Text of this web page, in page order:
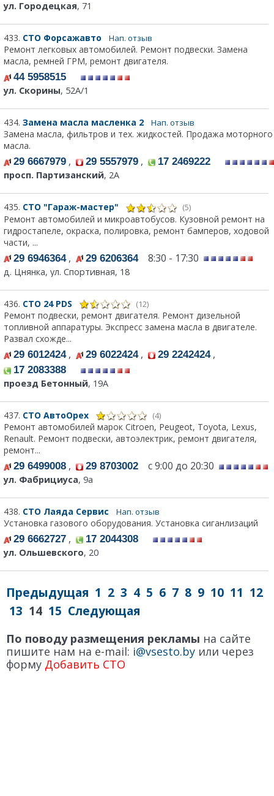
ул. Городецкая, 71
433. СТО Форсажавто Нап. отзыв
Ремонт легковых автомобилей. Ремонт подвески. Замена
масла, ремней ГРМ, ремонт двигателя.
44 5958515
ул. Скорины, 52А/1
434. Замена масла масленка 2 Нап. отзыв
Замена масла, фильтров и тех. жидкостей. Продажа моторного
масла.
29 6667979 , 29 5557979 ,
17 2469222
просп. Партизанский, 2А
435. СТО "Гараж-мастер" (5)
Ремонт автомобилей и микроавтобусов. Кузовной ремонт на
гидростапеле, окраска, полировка, ремонт бамперов, ходовой
части, ...
29 6946364, 29 62063648:30 - 17:30
д. Цнянка, ул. Спортивная, 18
436. СТО 24 PDS (12)
Ремонт подвески, ремонт двигателя. Ремонт дизельной
топливной аппаратуры. Экспресс замена масла в двигателе.
Развал схожде...
29 6012424, 29 6022424, 29 2242424,
17 2083388
проезд Бетонный, 19A
437. СТО АвтоОрех (4)
Ремонт автомобилей марок Citroen, Peugeot, Toyota, Lexus,
Renault. Ремонт подвески, автоэлектрик, ремонт двигателя,
ремонт...
29 6499008 , 29 8703002 с 9:00 до 20:30
ул. Фабрициуса, 9а
438. СТО Лаяда Сервис Нап. отзыв
Установка газового оборудования. Установка сиганлизаций
29 6662727 ,
17 2044308
ул. Ольшевского, 20
Предыдущая 1 2 3 4 5 6 7 8 9 10 11 12
13 14 15 Следующая
По поводу размещения рекламы на сайте
пишите нам на e-mail: i@vsesto.by или через
форму Добавить СТО